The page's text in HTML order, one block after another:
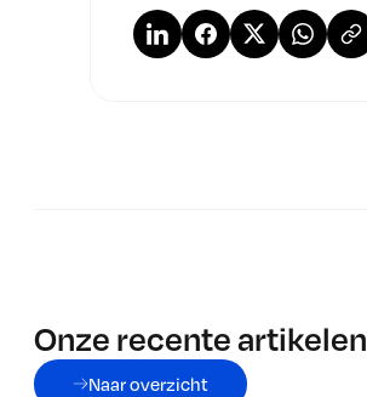
Onze recente artikelen
Naar overzicht